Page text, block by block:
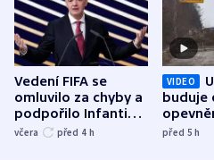
Vedení FIFA se
omluvilo za chyby a
podpořilo Infantina.
UEFA trvá na
včera před 4 h
VIDEO
buduje
s
před 5h